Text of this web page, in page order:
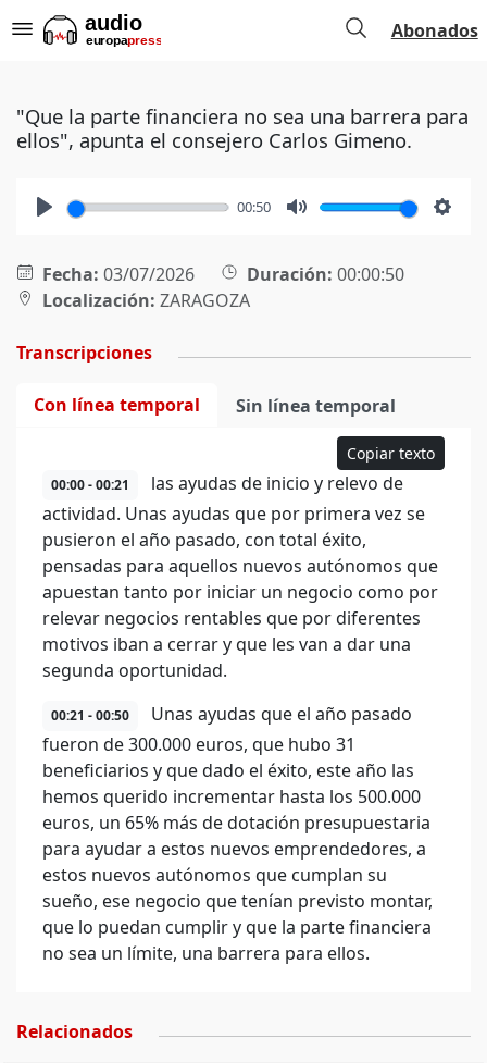
Abonados
"Que la parte financiera no sea una barrera para
ellos", apunta el consejero Carlos Gimeno.
00:50
Fecha: 03/07/2026 Duración: 00:00:50
Localización: ZARAGOZA
Transcripciones
Con línea temporal Sin línea temporal
Copiar texto
00:00 - 00:21
las ayudas de inicio y relevo de
actividad. Unas ayudas que por primera vez se
pusieron el año pasado, con total éxito,
pensadas para aquellos nuevos autónomos que
apuestan tanto por iniciar un negocio como por
relevar negocios rentables que por diferentes
motivos iban a cerrar y que les van a dar una
segunda oportunidad.
00:21 - 00:50
Unas ayudas que el año pasado
fueron de 300.000 euros, que hubo 31
beneficiarios y que dado el éxito, este año las
hemos querido incrementar hasta los 500.000
euros, un 65% más de dotación presupuestaria
para ayudar a estos nuevos emprendedores, a
estos nuevos autónomos que cumplan su
sueño, ese negocio que tenían previsto montar,
que lo puedan cumplir y que la parte financiera
no sea un límite, una barrera para ellos.
Relacionados